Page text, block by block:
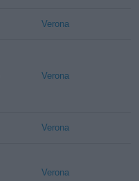
Verona
Verona
Verona
Verona